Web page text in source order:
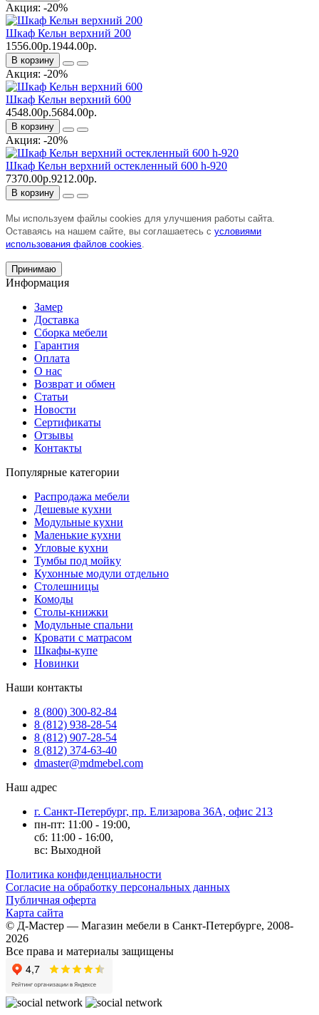
Акция: -20%
Шкаф Кельн верхний 200
1556.00р.1944.00р.
В корзину
Акция: -20%
Шкаф Кельн верхний 600
4548.00р.5684.00р.
В корзину
Акция: -20%
Шкаф Кельн верхний остекленный 600 h-920
7370.00р.9212.00р.
В корзину
Мы используем файлы cookies для улучшения работы сайта.
Оставаясь на нашем сайте, вы соглашаетесь с условиями
использования файлов cookies
Принимаю
Информация
Замер
Доставка
Сборка мебели
Гарантия
Оплата
О нас
Возврат и обмен
Статьи
Новости
Сертификаты
Отзывы
Контакты
Популярные категории
Распродажа мебели
Дешевые кухни
Модульные кухни
Маленькие кухни
Угловые кухни
Тумбы под мойку
Кухонные модули отдельно
Столешницы
Комоды
Столы-книжки
Модульные спальни
Кровати с матрасом
Шкафы-купе
Новинки
Наши контакты
8 (800) 300-82-84
8 (812) 938-28-54
8 (812) 907-28-54
8 (812) 374-63-40
dmaster@mdmebel.com
Наш адрес
г. Санкт-Петербург, пр. Елизарова 36А, офис 213
пн-пт: 11:00 - 19:00,
сб: 11:00 - 16:00,
вс: Выходной
Политика конфиденциальности
Согласие на обработку персональных данных
Публичная оферта
Карта сайта
© Д-Мастер — Магазин мебели в Санкт-Петербурге, 2008-
2026
Все права и материалы защищены